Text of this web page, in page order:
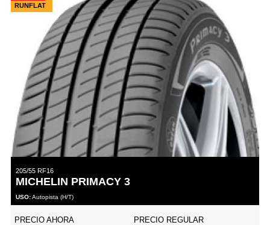
RUNFLAT
205/55 RF16
MICHELIN PRIMACY 3
USO:Autopista (H/T)
PRECIO AHORA PRECIO REGULAR